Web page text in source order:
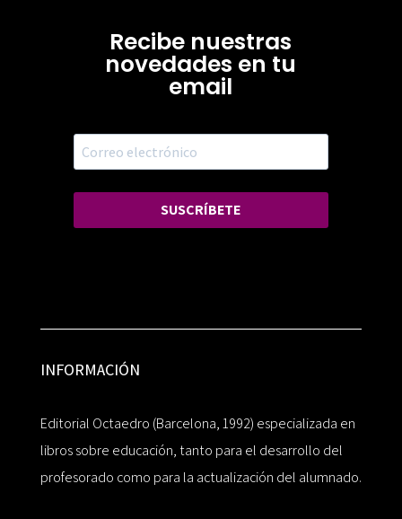
Recibe nuestras
novedades en tu
email
SUSCRÍBETE
INFORMACIÓN
Editorial Octaedro (Barcelona, 1992) especializada en
libros sobre educación, tanto para el desarrollo del
profesorado como para la actualización del alumnado.